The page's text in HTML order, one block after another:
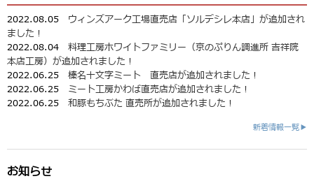
2022.08.05 ウィンズアーク工場直売店「ソルデシレ本店」が追加され
ました！
2022.08.04 料理工房ホワイトファミリー（京のぷりん調進所 吉祥院
本店工房）が追加されました！
2022.06.25 榛名十文字ミート 直売店が追加されました！
2022.06.25 ミート工房かわば直売店が追加されました！
2022.06.25 和豚もちぶた 直売所が追加されました！
新着情報一覧▶
お知らせ